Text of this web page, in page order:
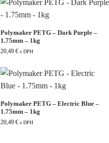
Polymaker PETG – Dark Purple –
1.75mm – 1kg
20,49 € s DPH
Polymaker PETG – Electric Blue –
1.75mm – 1kg
20,49 € s DPH